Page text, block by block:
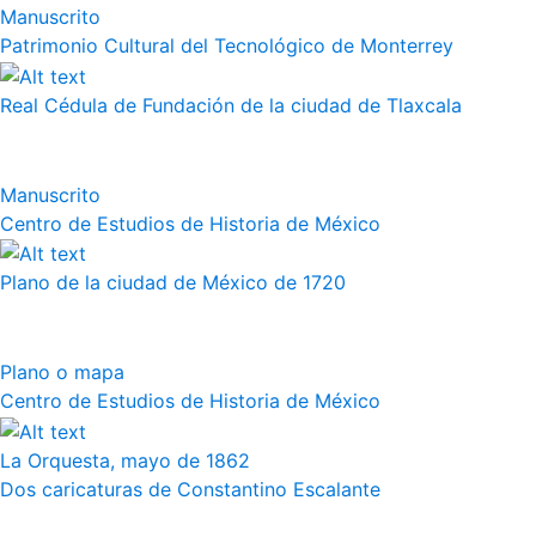
Manuscrito
Patrimonio Cultural del Tecnológico de Monterrey
Real Cédula de Fundación de la ciudad de Tlaxcala
Manuscrito
Centro de Estudios de Historia de México
Plano de la ciudad de México de 1720
Plano o mapa
Centro de Estudios de Historia de México
La Orquesta, mayo de 1862
Dos caricaturas de Constantino Escalante